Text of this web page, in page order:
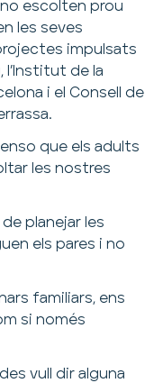
escolten prou
les seves
impulsats
l’Institut de la
i el Consell de
que els adults
les nostres
de planejar les
els pares i no
familiars, ens
si només
vull dir alguna